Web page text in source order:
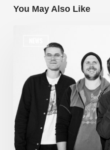
You May Also Like